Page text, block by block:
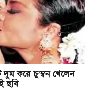
করে চু’ম্বন খেলেন
ছবি